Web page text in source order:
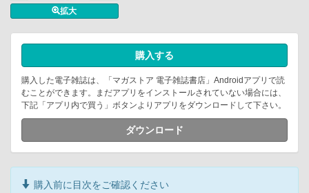
拡大
購入する
購入した電子雑誌は、「マガストア 電子雑誌書店」Androidアプリで読
むことができます。まだアプリをインストールされていない場合には、
下記「アプリ内で買う」ボタンよりアプリをダウンロードして下さい。
ダウンロード
購入前に目次をご確認ください